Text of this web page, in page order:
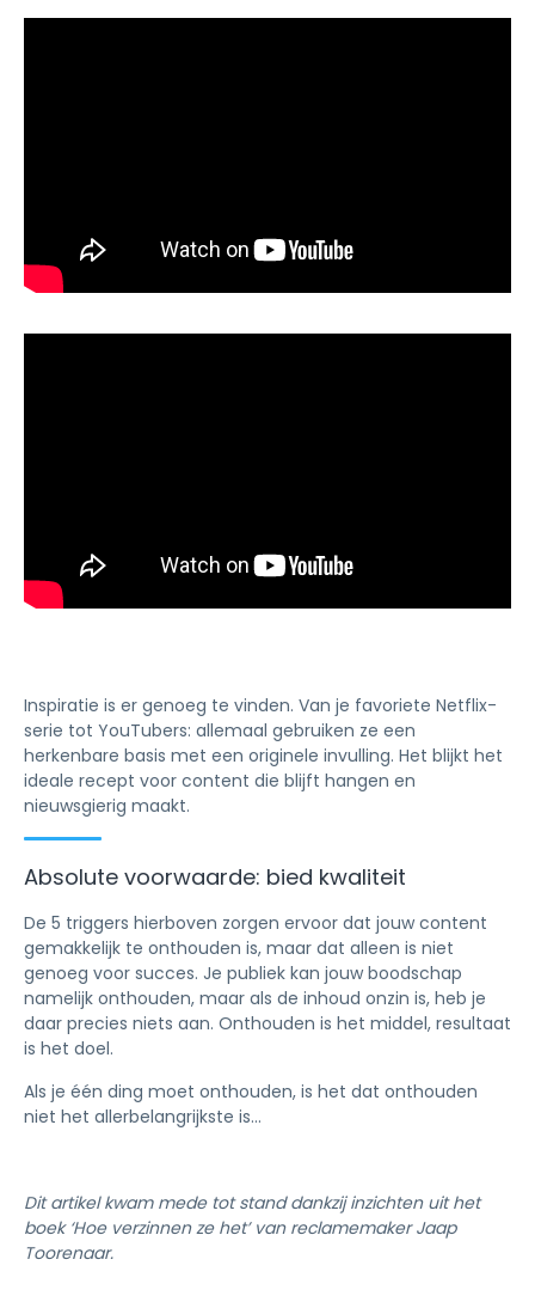
Inspiratie is er genoeg te vinden. Van je favoriete Netflix-
serie tot YouTubers: allemaal gebruiken ze een
herkenbare basis met een originele invulling. Het blijkt het
ideale recept voor content die blijft hangen en
nieuwsgierig maakt.
Absolute voorwaarde: bied kwaliteit
De 5 triggers hierboven zorgen ervoor dat jouw content
gemakkelijk te onthouden is, maar dat alleen is niet
genoeg voor succes. Je publiek kan jouw boodschap
namelijk onthouden, maar als de inhoud onzin is, heb je
daar precies niets aan. Onthouden is het middel, resultaat
is het doel.
Als je één ding moet onthouden, is het dat onthouden
niet het allerbelangrijkste is...
Dit artikel kwam mede tot stand dankzij inzichten uit het
boek ‘Hoe verzinnen ze het’ van reclamemaker Jaap
Toorenaar.